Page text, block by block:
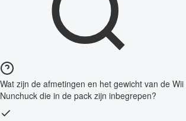
Wat zijn de afmetingen en het gewicht van de
Nunchuck die in de pack zijn inbegrepen?